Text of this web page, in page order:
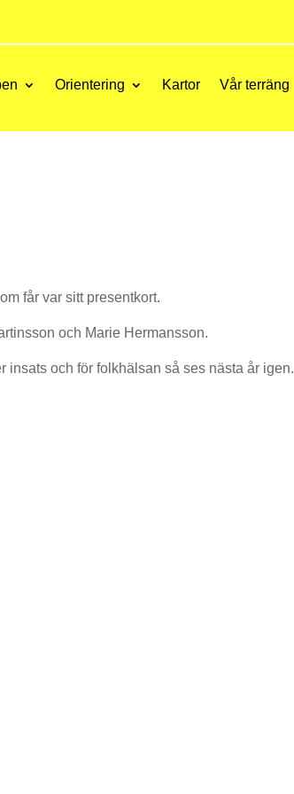
Orientering Kartor Vår terräng
får var sitt presentkort.
och Marie Hermansson.
insats och för folkhälsan så ses nästa år igen.